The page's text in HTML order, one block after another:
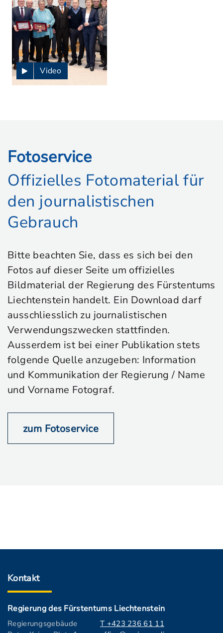
Video
Fotoservice
Offizielles Fotomaterial für
den journalistischen
Gebrauch
Bitte beachten Sie, dass es sich bei den
Fotos auf dieser Seite um offizielles
Bildmaterial der Regierung des Fürstentums
Liechtenstein handelt. Ein Download darf
ausschliesslich zu journalistischen
Verwendungszwecken stattfinden.
Ausserdem ist bei einer Publikation stets
folgende Quelle anzugeben: Information
und Kommunikation der Regierung / Name
und Vorname Fotograf.
zum Fotoservice
Kontakt
Regierung des Fürstentums Liechtenstein
Regierungsgebäude
T +423 236 61 11